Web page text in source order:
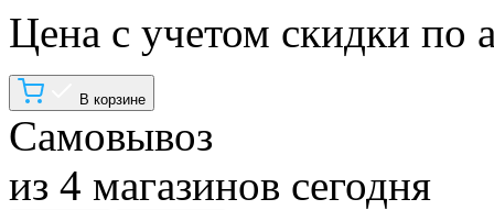
Цена с учетом скидки по
В корзине
Самовывоз
из 4 магазинов сегодня